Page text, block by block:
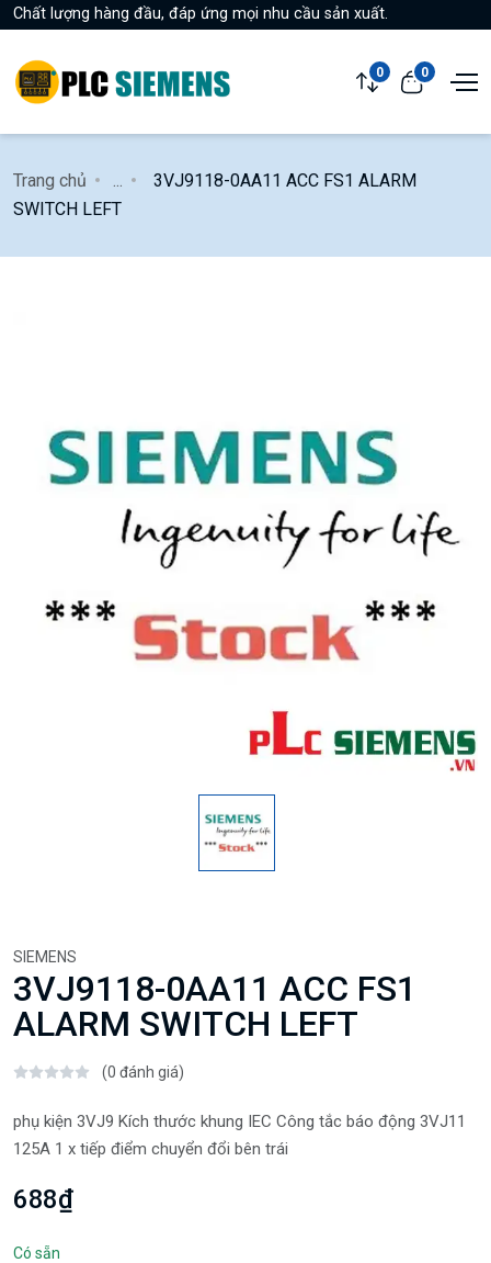
Chất lượng hàng đầu, đáp ứng mọi nhu cầu sản xuất.
0 0
Trang chủ
3VJ9118-0AA11 ACC FS1 ALARM
SWITCH LEFT
SIEMENS
3VJ9118-0AA11 ACC FS1
ALARM SWITCH LEFT
(0 đánh giá)
phụ kiện 3VJ9 Kích thước khung IEC Công tắc báo động 3VJ11
125A 1 x tiếp điểm chuyển đổi bên trái
688₫
Có sẵn